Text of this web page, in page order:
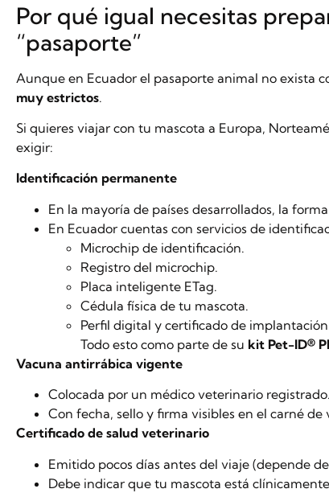
Por qué igual necesitas
“pasaporte”
Aunque en Ecuador el pasaporte animal no exista
muy estrictos.
Si quieres viajar con tu mascota a Europa,
exigir:
Identificación permanente
En la mayoría de países desarrollados, la
En Ecuador cuentas con servicios de
Microchip de identificación.
Registro del microchip.
Placa inteligente ETag.
Cédula física de tu mascota.
Perfil digital y certificado de
Todo esto como parte de su kit Pet-ID®
Vacuna antirrábica vigente
Colocada por un médico veterinario registrado.
Con fecha, sello y firma visibles en el carné de
Certificado de salud veterinario
Emitido pocos días antes del viaje (depende
Debe indicar que tu mascota está